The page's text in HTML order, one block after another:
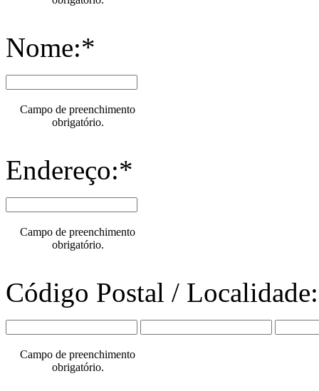
Nome:*
Campo de preenchimento
obrigatório.
Endereço:*
Campo de preenchimento
obrigatório.
Código Postal /
Campo de preenchimento
obrigatório.